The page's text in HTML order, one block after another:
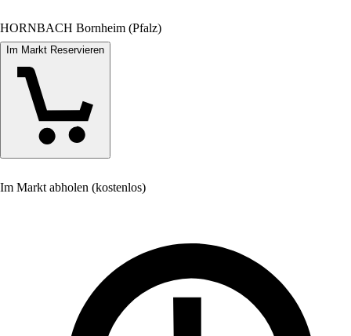
HORNBACH Bornheim (Pfalz)
Im Markt Reservieren
Im Markt abholen (kostenlos)